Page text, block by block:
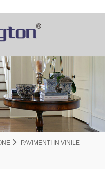
PAVIMENTI IN VINILE